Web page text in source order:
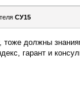
СУ15
тоже должны
гарант и